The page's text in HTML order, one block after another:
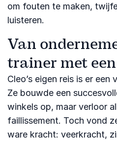
om fouten te maken,
luisteren.
Van
trainer met
Cleo’s eigen reis is er een
Ze bouwde een
winkels op, maar verloor
faillissement. Toch vond
ware kracht: veerkracht,